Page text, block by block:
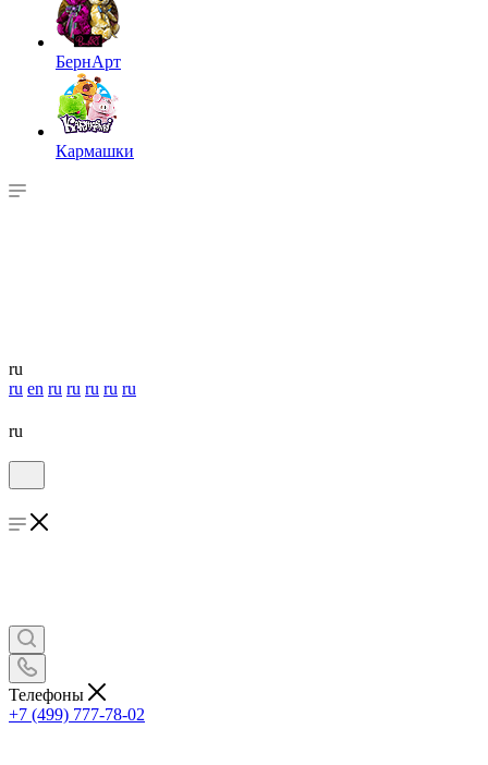
БернАрт
Кармашки
ru
ru en ru ru ru ru ru
ru
Телефоны
+7 (499) 777-78-02